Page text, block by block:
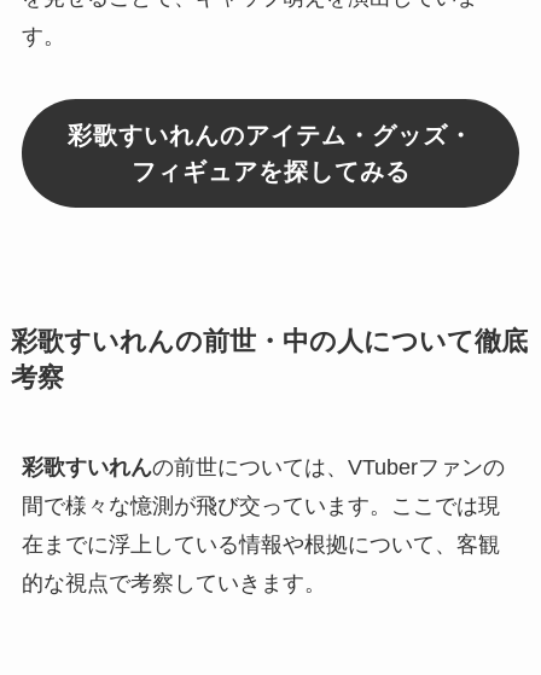
す。
彩歌すいれんのアイテム・グッズ・
フィギュアを探してみる
彩歌すいれんの前世・中の人について徹底
考察
彩歌すいれんの前世については、VTuberファンの
間で様々な憶測が飛び交っています。ここでは現
在までに浮上している情報や根拠について、客観
的な視点で考察していきます。